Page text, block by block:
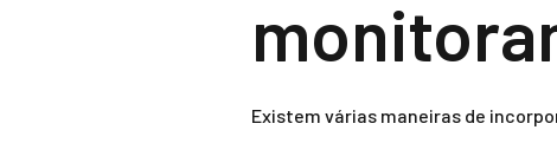
Existem várias maneiras de